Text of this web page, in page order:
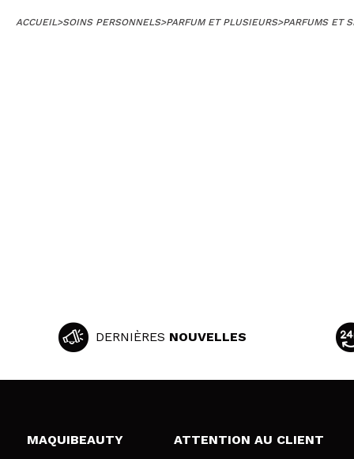
ACCUEIL>SOINS PERSONNELS>PARFUM ET PLUSIEURS>PARFUMS ET
DERNIÈRES NOUVELLES
MAQUIBEAUTY ATTENTION AU CLIENT